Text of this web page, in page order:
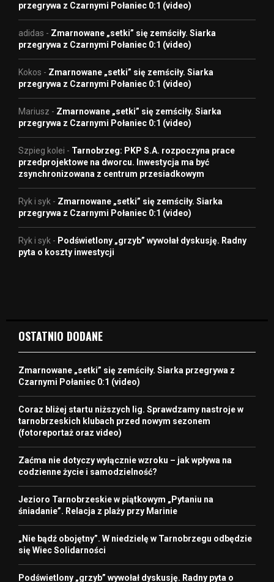
przegrywa z Czarnymi Połaniec 0:1 (video)
adidas - Zmarnowane „setki” się zemściły. Siarka
przegrywa z Czarnymi Połaniec 0:1 (video)
Kokos - Zmarnowane „setki” się zemściły. Siarka
przegrywa z Czarnymi Połaniec 0:1 (video)
Mariusz - Zmarnowane „setki” się zemściły. Siarka
przegrywa z Czarnymi Połaniec 0:1 (video)
Szpieg kolei - Tarnobrzeg: PKP S.A. rozpoczyna prace
przedprojektowe na dworcu. Inwestycja ma być
zsynchronizowana z centrum przesiadkowym
Ryk i syk - Zmarnowane „setki” się zemściły. Siarka
przegrywa z Czarnymi Połaniec 0:1 (video)
Ryk i syk - Podświetlony „grzyb” wywołał dyskusję. Radny
pyta o koszty inwestycji
OSTATNIO DODANE
Zmarnowane „setki” się zemściły. Siarka przegrywa z
Czarnymi Połaniec 0:1 (video)
Coraz bliżej startu niższych lig. Sprawdzamy nastroje w
tarnobrzeskich klubach przed nowym sezonem
(fotoreportaż oraz video)
Zaćma nie dotyczy wyłącznie wzroku – jak wpływa na
codzienne życie i samodzielność?
Jezioro Tarnobrzeskie w piątkowym „Pytaniu na
śniadanie”. Relacja z plaży przy Marinie
„Nie bądź obojętny”. W niedzielę w Tarnobrzegu odbędzie
się Wiec Solidarności
Podświetlony „grzyb” wywołał dyskusję. Radny pyta o